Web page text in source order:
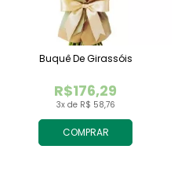
COMPRAR
3x de R$ 58,76
R$176,29
Buquê De Girassóis